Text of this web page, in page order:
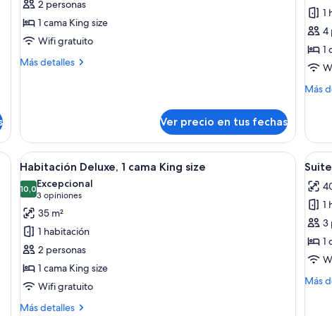
1
habitación,
la
2 personas
1 cama King size
Wifi gratuito
Más detalles
Más
en
la
esquina
Ver precio en tus fechas
1
4
1
Más
Más
familiar,
Varias
camas
grande, un escritorio con silla, televisión y ventana con cortinas.
Ver
todas
las
fotos
de
Habitación
Deluxe,
1
cama
King
Habitación de hotel moderna con una
10
Habitación Deluxe, 1 cama King size
10,010,0 de 10
Excepcional
3 opiniones
(3
opiniones)
35 m²
1 habitación
2 personas
1 cama King size
Wifi gratuito
Más detalles
Más
Ver
las
de
6
1
3
1
Más
Más